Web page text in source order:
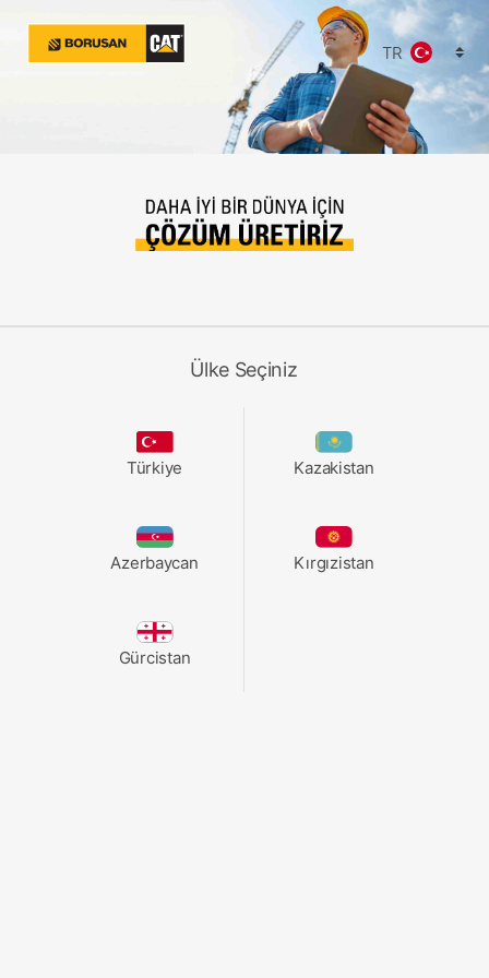
TR
Ülke Seçiniz
Türkiye
Azerbaycan
Gürcistan
Kazakistan
Kırgızistan